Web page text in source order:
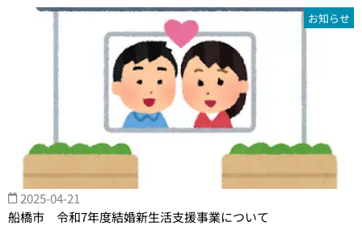
お知らせ
2025-04-21
船橋市 令和7年度結婚新生活支援事業について